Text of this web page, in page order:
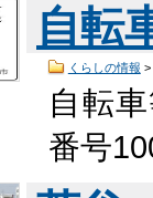
自転
くらしの情報 >
自転
番号